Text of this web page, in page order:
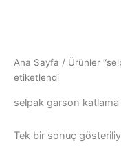
Ana Sayfa / Ürünler
etiketlendi
selpak garson
Tek bir sonuç